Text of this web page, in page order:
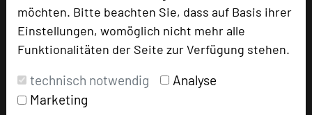
möchten. Bitte beachten Sie, dass auf Basis ihrer
Einstellungen, womöglich nicht mehr alle
Funktionalitäten der Seite zur Verfügung stehen.
technisch notwendig
Analyse
Marketing
zur Tagungsanfrage hinzufügen add_circle
Bewertung